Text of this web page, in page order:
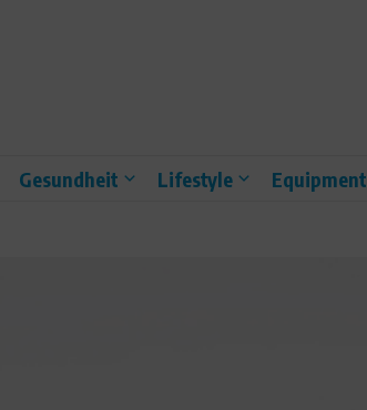
Gesundheit Lifestyle Equipment